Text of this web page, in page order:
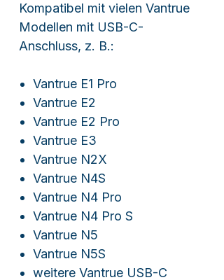
Kompatibel mit vielen Vantrue
Modellen mit USB-C-
Anschluss, z. B.:
Vantrue E1 Pro
Vantrue E2
Vantrue E2 Pro
Vantrue E3
Vantrue N2X
Vantrue N4S
Vantrue N4 Pro
Vantrue N4 Pro S
Vantrue N5
Vantrue N5S
weitere Vantrue USB-C